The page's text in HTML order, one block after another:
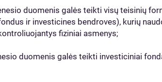
duomenis galės teikti visų teisinių
ir investicines bendroves), kurių
fiziniai asmenys;
duomenis galės teikti investiciniai